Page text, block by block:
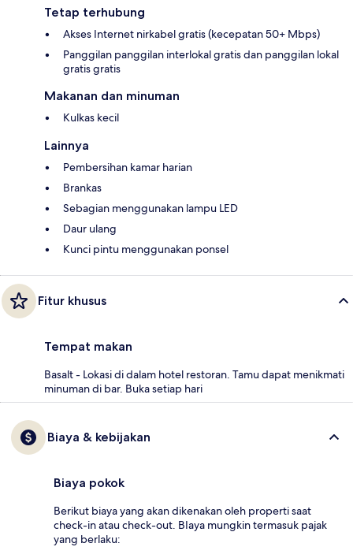
Tetap terhubung
Akses Internet nirkabel gratis (kecepatan 50+ Mbps)
Panggilan panggilan interlokal gratis dan panggilan lokal
gratis gratis
Makanan dan minuman
Kulkas kecil
Lainnya
Pembersihan kamar harian
Brankas
Sebagian menggunakan lampu LED
Daur ulang
Kunci pintu menggunakan ponsel
Fitur khusus
Tempat makan
Basalt - Lokasi di dalam hotel restoran. Tamu dapat menikmati
minuman di bar. Buka setiap hari
Biaya & kebijakan
Biaya pokok
Berikut biaya yang akan dikenakan oleh properti saat
check-in atau check-out. BIaya mungkin termasuk pajak
yang berlaku: